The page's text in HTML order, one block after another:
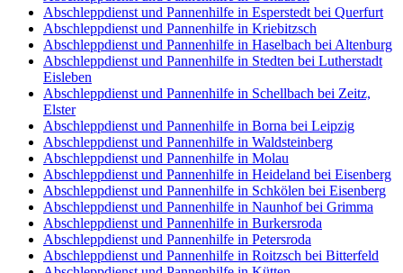
Abschleppdienst und Pannenhilfe in Esperstedt bei Querfurt
Abschleppdienst und Pannenhilfe in Kriebitzsch
Abschleppdienst und Pannenhilfe in Haselbach bei Altenburg
Abschleppdienst und Pannenhilfe in Stedten bei Lutherstadt
Eisleben
Abschleppdienst und Pannenhilfe in Schellbach bei Zeitz,
Elster
Abschleppdienst und Pannenhilfe in Borna bei Leipzig
Abschleppdienst und Pannenhilfe in Waldsteinberg
Abschleppdienst und Pannenhilfe in Molau
Abschleppdienst und Pannenhilfe in Heideland bei Eisenberg
Abschleppdienst und Pannenhilfe in Schkölen bei Eisenberg
Abschleppdienst und Pannenhilfe in Naunhof bei Grimma
Abschleppdienst und Pannenhilfe in Burkersroda
Abschleppdienst und Pannenhilfe in Petersroda
Abschleppdienst und Pannenhilfe in Roitzsch bei Bitterfeld